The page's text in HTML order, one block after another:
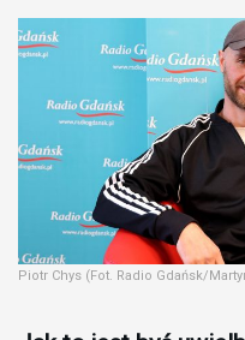
Piotr Chys (Fot. Radio Gdańsk/